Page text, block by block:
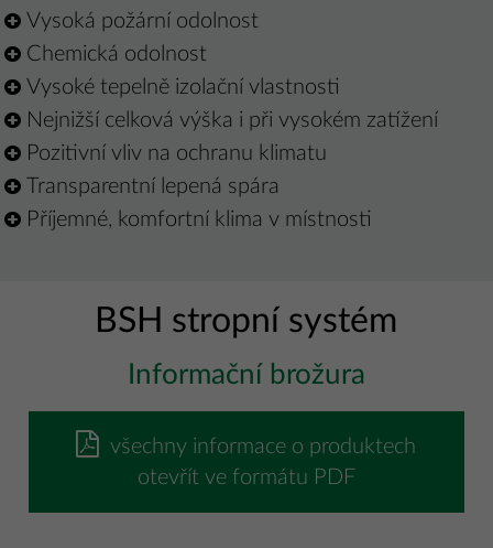
Vysoká požární odolnost
Chemická odolnost
Vysoké tepelně izolační vlastnosti
Nejnižší celková výška i při vysokém zatížení
Pozitivní vliv na ochranu klimatu
Transparentní lepená spára
Příjemné, komfortní klima v místnosti
BSH stropní systém
Informační brožura
všechny informace o produktech
otevřít ve formátu PDF